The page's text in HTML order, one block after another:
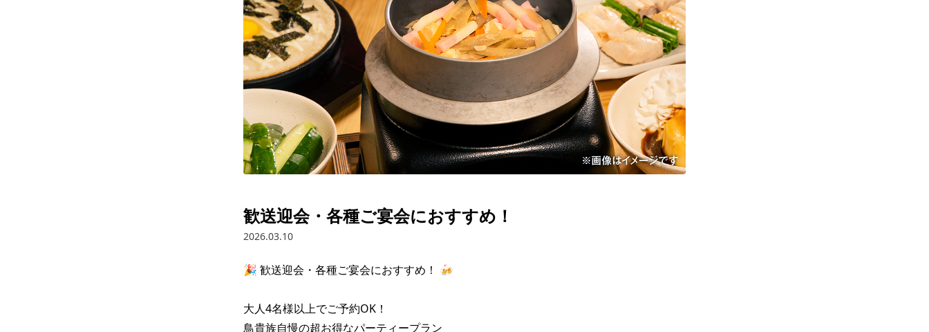
歓送迎会・各種ご宴会におすすめ！
2026.03.10
🎉 歓送迎会・各種ご宴会におすすめ！ 🍻
大人4名様以上でご予約OK！
鳥貴族自慢の超お得なパーティープラン